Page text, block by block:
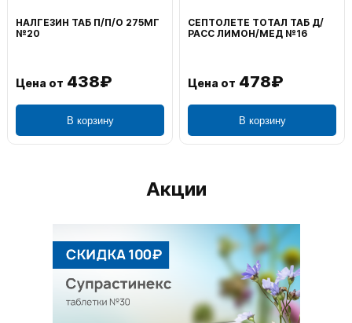
НАЛГЕЗИН ТАБ П/П/О 275МГ
№20
Цена от 438₽
В корзину
СЕПТОЛЕТЕ ТОТАЛ ТАБ Д/
РАСС ЛИМОН/МЕД №16
Цена от 478₽
В корзину
Акции